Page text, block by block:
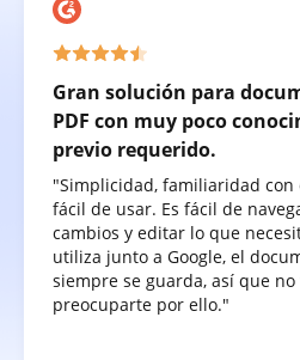
Gran solución para
PDF con muy poco
previo requerido.
"Simplicidad, familiaridad con
fácil de usar. Es fácil de
cambios y editar lo que
utiliza junto a Google, el
siempre se guarda, así que
preocuparte por ello."